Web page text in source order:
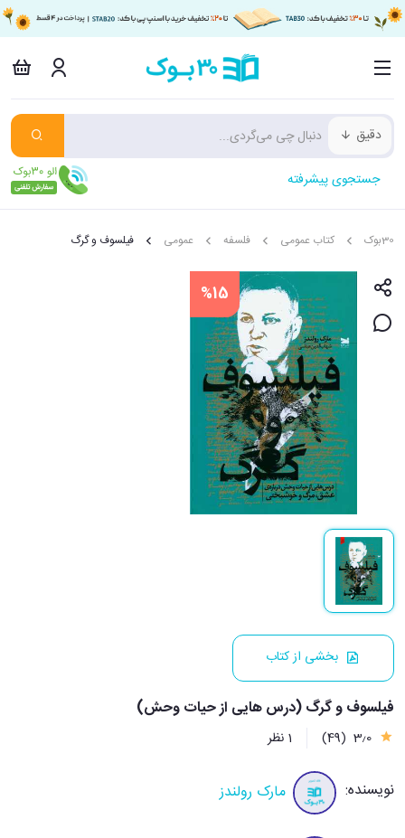
دقیق
جستجوی پیشرفته
30بوک کتاب عمومی فلسفه عمومی فیلسوف و گرگ
%15
بخشی از کتاب
فیلسوف و گرگ (درس هایی از حیات وحش)
3٫0 (49) 1 نظر
نویسنده: مارک رولندز